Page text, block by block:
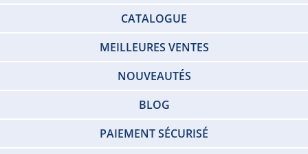
CATALOGUE
MEILLEURES VENTES
NOUVEAUTÉS
BLOG
PAIEMENT SÉCURISÉ